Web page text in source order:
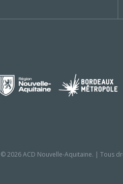
© 2026 ACD Nouvelle-Aquitaine. | Tous